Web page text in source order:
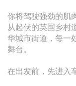
你将驾驶强劲的
从起伏的英国乡村
华城市街道，每一
舞台。
在出发前，先进入